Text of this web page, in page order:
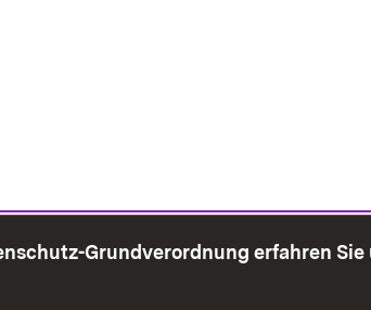
Grundverordnung erfahren Sie